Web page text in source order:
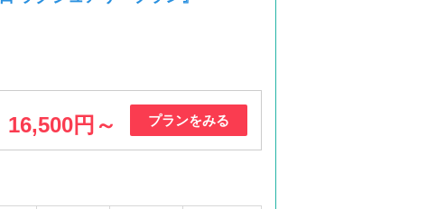
16,500円～ プランをみる